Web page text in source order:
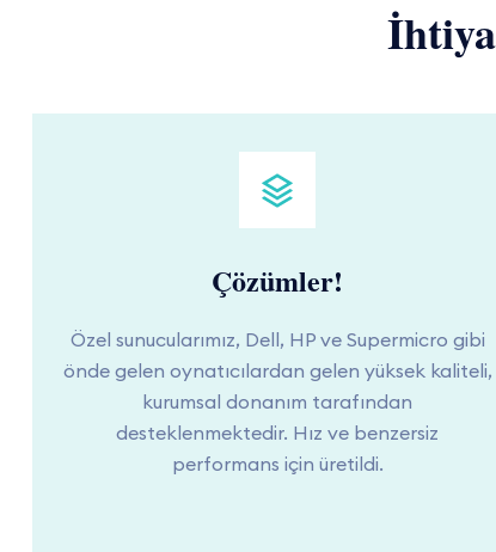
Çözümler!
Özel sunucularımız, Dell, HP ve Supermicro gibi
önde gelen oynatıcılardan gelen yüksek kaliteli,
kurumsal donanım tarafından
desteklenmektedir. Hız ve benzersiz
performans için üretildi.